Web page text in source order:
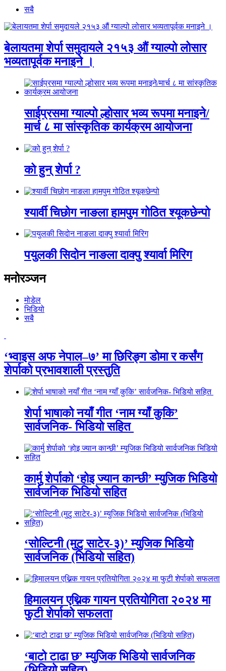
सबै
बेलायतमा शेर्पा समुदायले २१५३ औं ग्याल्पो लोसार
भव्यतापूर्वक मनाइने ।
साईप्रसमा ग्याल्पो ल्होसार भव्य रूपमा मनाइने/
मार्च ८ मा सांस्कृतिक कार्यक्रम आयोजना
को हुन् शेर्पा ?
श्यार्वी चिछोग नाङला हामपुम गोठित श्यूकछेन्पो
पयुलकी सिदोन नाङला दाक्पु श्यार्वा मिरिग
मनोरञ्जन
मोडेल
भिडियो
सबै
‘भ्वाइस अफ नेपाल–७’ मा छिरिङ्ग डोमा र कर्संग
शेर्पाको प्रभावशाली प्रस्तुति
शेर्पा भाषाको नयाँ गीत ‘नाम ग्याँ कुकि’
सार्वजनिक- भिडियो सहित
कार्मु शेर्पाको ‘होइ ज्यान कान्छी’ म्युजिक भिडियो
सार्वजनिक भिडियो सहित
‘सोल्टिनी (मुटु साटेर-३)’ म्युजिक भिडियो
सार्वजनिक (भिडियो सहित)
हिमालयन एथ्निक गायन प्रतियोगिता २०२४ मा
फुटी शेर्पाको सफलता
‘बाटो टाढा छ’ म्युजिक भिडियो सार्वजनिक